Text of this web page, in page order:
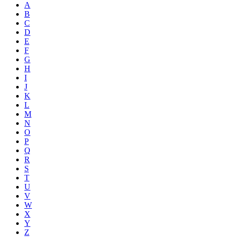
A
B
C
D
E
F
G
H
I
J
K
L
M
N
O
P
Q
R
S
T
U
V
W
X
Y
Z